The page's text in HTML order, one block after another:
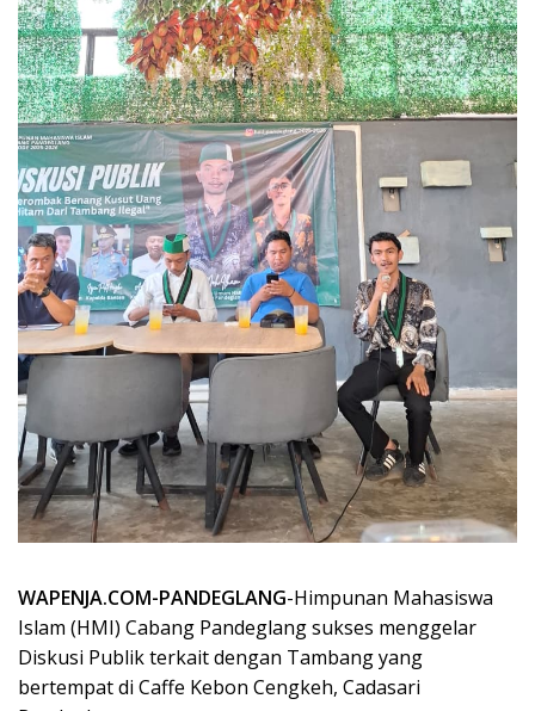
WAPENJA.COM-PANDEGLANG-Himpunan Mahasiswa
Islam (HMI) Cabang Pandeglang sukses menggelar
Diskusi Publik terkait dengan Tambang yang
bertempat di Caffe Kebon Cengkeh, Cadasari